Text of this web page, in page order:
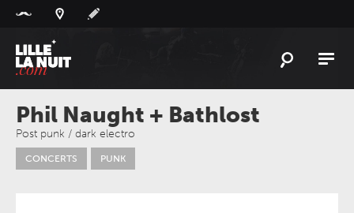
L'ACTU
L'AGENDA
LESLIEUX
Phil Naught + Bathlost
Post punk / dark electro
CONCERTS PUNK
Panneau de gestion des cookies